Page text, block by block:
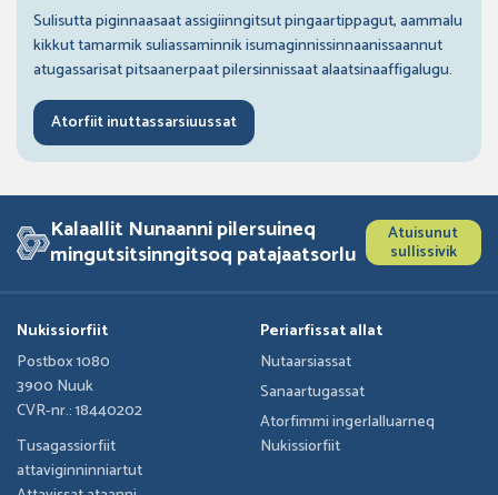
Sulisutta piginnaasaat assigiinngitsut pingaartippagut, aammalu
kikkut tamarmik suliassaminnik isumaginnissinnaanissaannut
atugassarisat pitsaanerpaat pilersinnissaat alaatsinaaffigalugu.
Atorfiit inuttassarsiuussat
Kalaallit Nunaanni pilersuineq
mingutsitsinngitsoq patajaatsorlu
Atuisunut
sullissivik
Nukissiorfiit
Postbox 1080
3900 Nuuk
CVR-nr.: 18440202
Tusagassiorfiit
attaviginninniartut
Periarfissat allat
Nutaarsiassat
Sanaartugassat
Atorfimmi ingerlalluarneq
Nukissiorfiit